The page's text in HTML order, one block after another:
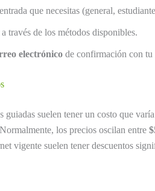
que necesitas (general,
a través de los métodos disponibles.
electrónico de confirmación con tu
guiadas suelen tener un costo que
los precios oscilan entre
vigente suelen tener descuentos